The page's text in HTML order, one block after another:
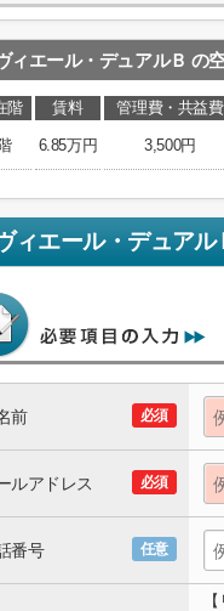
ィエール・デュアルＢ の
階 賃料 管理費・共益費
6.85万円 3,500円
ィエール・デュアル
必須
前
必須
ルアドレス
任意
番号